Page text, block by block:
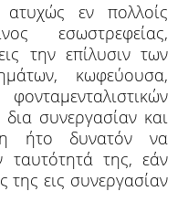
εν πολλοίς
εσωστρεφείας,
την επίλυσιν των
κωφεύουσα,
δια συνεργασίαν και
ήτο δυνατόν να
ταυτότητά της, εάν
της εις συνεργασίαν